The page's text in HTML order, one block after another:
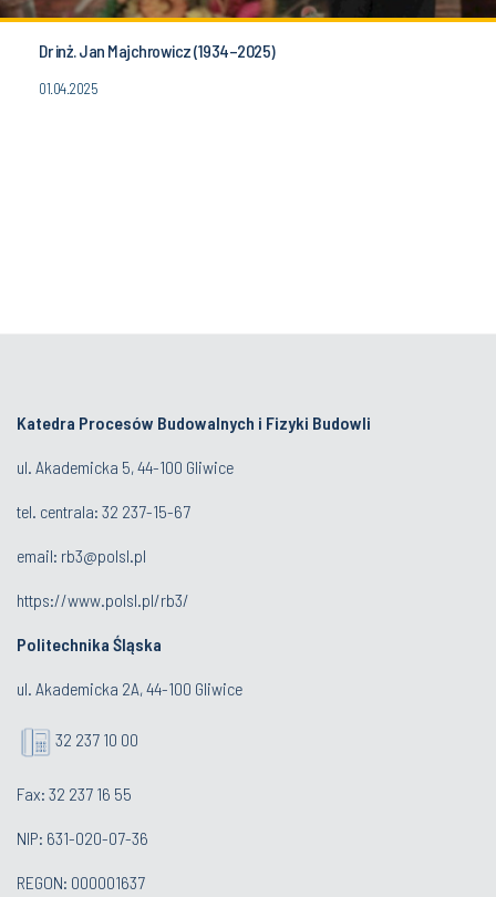
Dr inż. Jan Majchrowicz (1934–2025)
01.04.2025
Katedra Procesów Budowalnych i Fizyki Budowli
ul. Akademicka 5, 44-100 Gliwice
tel. centrala: 32 237-15-67
email: rb3@polsl.pl
https://www.polsl.pl/rb3/
Politechnika Śląska
ul. Akademicka 2A, 44-100 Gliwice
32 237 10 00
Fax: 32 237 16 55
NIP: 631-020-07-36
REGON: 000001637